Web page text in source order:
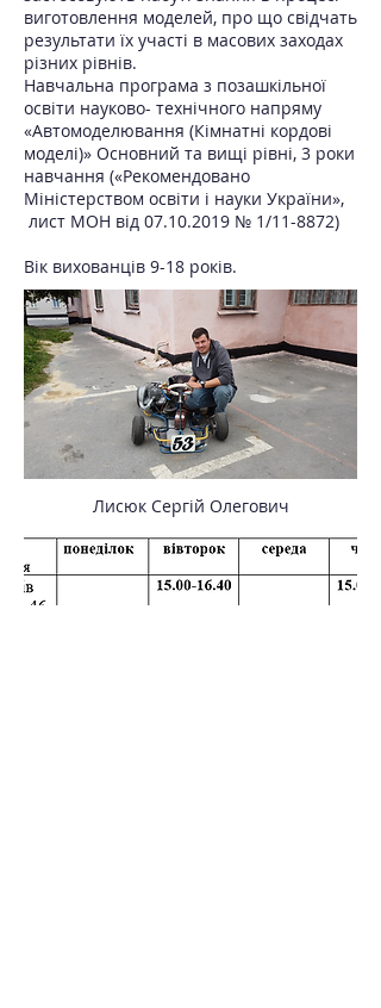
виготовлення моделей, про що свідчать
результати їх участі в масових заходах
різних рівнів.
Навчальна програма з позашкільної
освіти науково- технічного напряму
«Автомоделювання (Кімнатні кордові
моделі)» Основний та вищі рівні, 3 роки
навчання («Рекомендовано
Міністерством освіти і науки України»,
лист МОН від 07.10.2019 № 1/11-8872)
Вік вихованців 9-18 років.
Лисюк Сергій Олегович